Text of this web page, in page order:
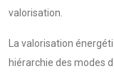
valorisation.
La valorisation
hiérarchie des modes